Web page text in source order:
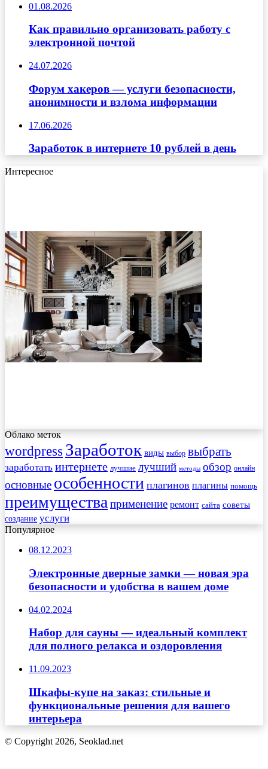
01.08.2026
Как правильно организовать работу с
электронной почтой
24.07.2026
Форум хакеров — услуги безопасности,
анонимности и взлома информации
17.06.2026
Заработок в интернете 10 рублей в день
Интересное
Облако меток
wordpress Заработок виды выбор выбрать
заработать интернете лучшие лучший методы обзор онлайн
основные особенности плагинов плагины помощь
преимущества применение ремонт сайта советы
создание услуги
Популярное
08.12.2023
Электронные дверные замки — новая эра
безопасности и удобства в вашем доме
04.02.2024
Набор для сауны — идеальный комплект
для полного релакса и оздоровления
11.09.2023
Шкафы-купе на заказ: стильные и
функциональные решения для вашего
интерьера
© Copyright 2026, Seoklad.net